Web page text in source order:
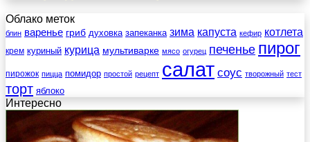
Облако меток
блин варенье гриб духовка запеканка зима капуста кефир котлета
крем куриный курица мультиварке мясо огурец печенье пирог
пирожок пицца помидор простой рецепт салат соус творожный тест
торт яблоко
Интересно